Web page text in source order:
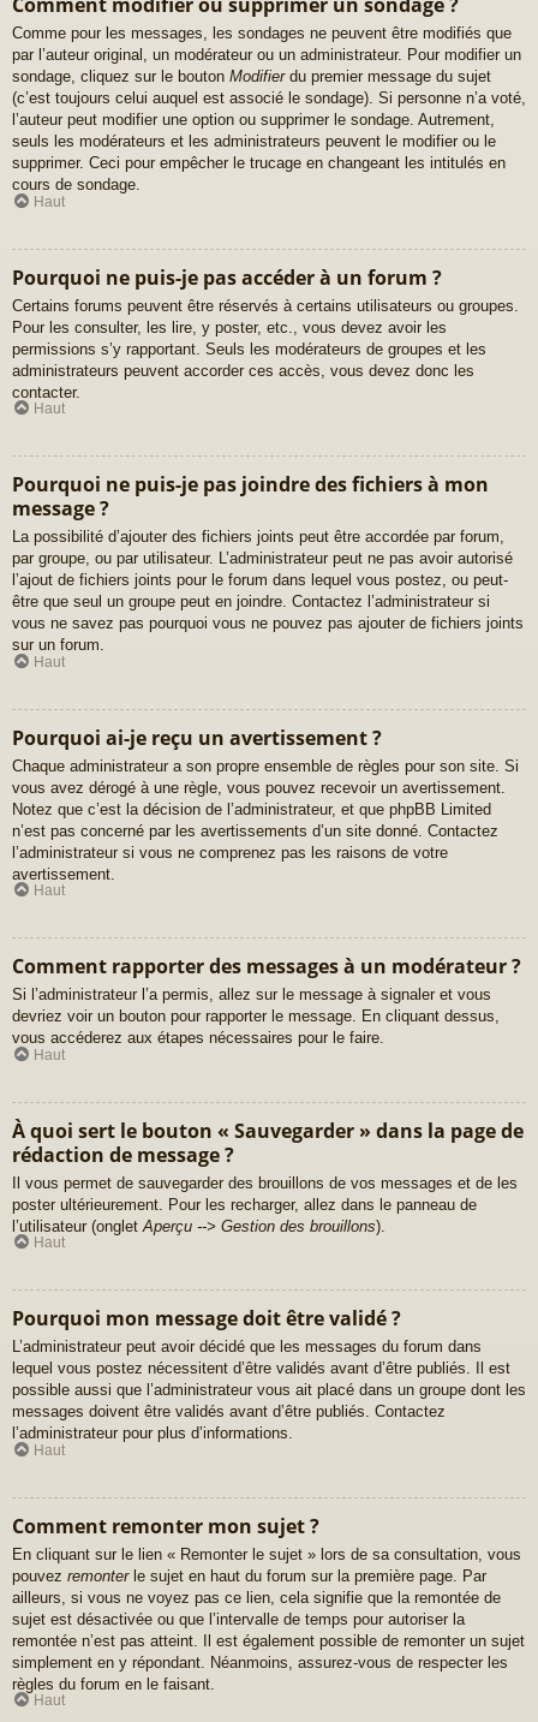
Comme pour les messages, les sondages ne peuvent être modifiés que
par l’auteur original, un modérateur ou un administrateur. Pour modifier un
sondage, cliquez sur le bouton Modifierdu premier message du sujet
(c’est toujours celui auquel est associé le sondage). Si personne n’a voté,
l’auteur peut modifier une option ou supprimer le sondage. Autrement,
seuls les modérateurs et les administrateurs peuvent le modifier ou le
supprimer. Ceci pour empêcher le trucage en changeant les intitulés en
cours de sondage.
Haut
Pourquoi ne puis-je pas accéder à un forum ?
Certains forums peuvent être réservés à certains utilisateurs ou groupes.
Pour les consulter, les lire, y poster, etc., vous devez avoir les
permissions s’y rapportant. Seuls les modérateurs de groupes et les
administrateurs peuvent accorder ces accès, vous devez donc les
contacter.
Haut
Pourquoi ne puis-je pas joindre des fichiers à mon
message ?
La possibilité d’ajouter des fichiers joints peut être accordée par forum,
par groupe, ou par utilisateur. L’administrateur peut ne pas avoir autorisé
l’ajout de fichiers joints pour le forum dans lequel vous postez, ou peut-
être que seul un groupe peut en joindre. Contactez l’administrateur si
vous ne savez pas pourquoi vous ne pouvez pas ajouter de fichiers joints
sur un forum.
Haut
Pourquoi ai-je reçu un avertissement ?
Chaque administrateur a son propre ensemble de règles pour son site. Si
vous avez dérogé à une règle, vous pouvez recevoir un avertissement.
Notez que c’est la décision de l’administrateur, et que phpBB Limited
n’est pas concerné par les avertissements d’un site donné. Contactez
l’administrateur si vous ne comprenez pas les raisons de votre
avertissement.
Haut
Comment rapporter des messages à un modérateur ?
Si l’administrateur l’a permis, allez sur le message à signaler et vous
devriez voir un bouton pour rapporter le message. En cliquant dessus,
vous accéderez aux étapes nécessaires pour le faire.
Haut
À quoi sert le bouton « Sauvegarder » dans la page de
rédaction de message ?
Il vous permet de sauvegarder des brouillons de vos messages et de les
poster ultérieurement. Pour les recharger, allez dans le panneau de
l’utilisateur (onglet Aperçu --> Gestion des brouillons).
Haut
Pourquoi mon message doit être validé ?
L’administrateur peut avoir décidé que les messages du forum dans
lequel vous postez nécessitent d’être validés avant d’être publiés. Il est
possible aussi que l’administrateur vous ait placé dans un groupe dont les
messages doivent être validés avant d’être publiés. Contactez
l’administrateur pour plus d’informations.
Haut
Comment remonter mon sujet ?
En cliquant sur le lien « Remonter le sujet » lors de sa consultation, vous
pouvez remonterle sujet en haut du forum sur la première page. Par
ailleurs, si vous ne voyez pas ce lien, cela signifie que la remontée de
sujet est désactivée ou que l’intervalle de temps pour autoriser la
remontée n’est pas atteint. Il est également possible de remonter un sujet
simplement en y répondant. Néanmoins, assurez-vous de respecter les
règles du forum en le faisant.
Haut